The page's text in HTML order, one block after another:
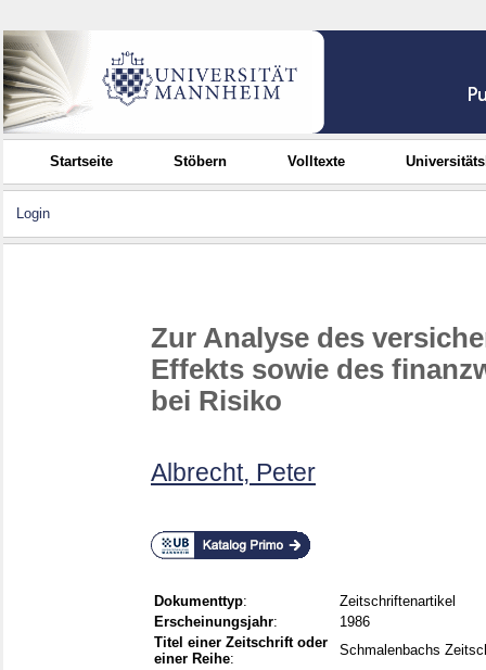
Startseite Stöbern Volltexte
Login
Zur Analyse des
Effekts sowie des
bei Risiko
Albrecht, Peter
Dokumenttyp:
Zeitschriftenartikel
Erscheinungsjahr:
1986
Titel einer Zeitschrift oder
einer Reihe:
Schmalenbachs